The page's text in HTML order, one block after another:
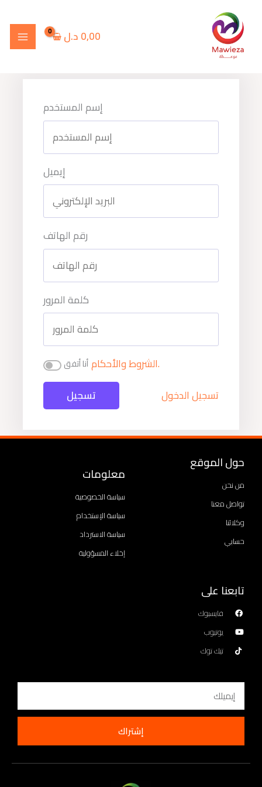
المحتوى
0,00د.ل
إسم المستخدم
إيميل
رقم الهاتف
كلمة المرور
أنا أتفق
الشروط والأحكام.
تسجيل
تسجيل الدخول
حول الموقع
من نحن
تواصل معنا
وكلائنا
حسابي
معلومات
سياسة الخصوصية
سياسة الإستخدام
سياسة الاسترداد
إخلاء المسؤولية
تابعنا على
فايسبوك
يوتيوب
تيك توك
Email
إشتراك